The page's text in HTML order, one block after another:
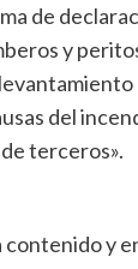
de
y
del
terceros».
y